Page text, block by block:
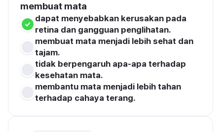
membuat mata
dapat menyebabkan kerusakan pada
retina dan gangguan penglihatan.
membuat mata menjadi lebih sehat dan
tajam.
tidak berpengaruh apa-apa terhadap
kesehatan mata.
membantu mata menjadi lebih tahan
terhadap cahaya terang.